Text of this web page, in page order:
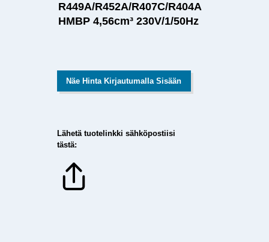
R449A/R452A/R407C/R404A
HMBP 4,56cm³ 230V/1/50Hz
Näe Hinta Kirjautumalla Sisään
Lähetä tuotelinkki sähköpostiisi
tästä: